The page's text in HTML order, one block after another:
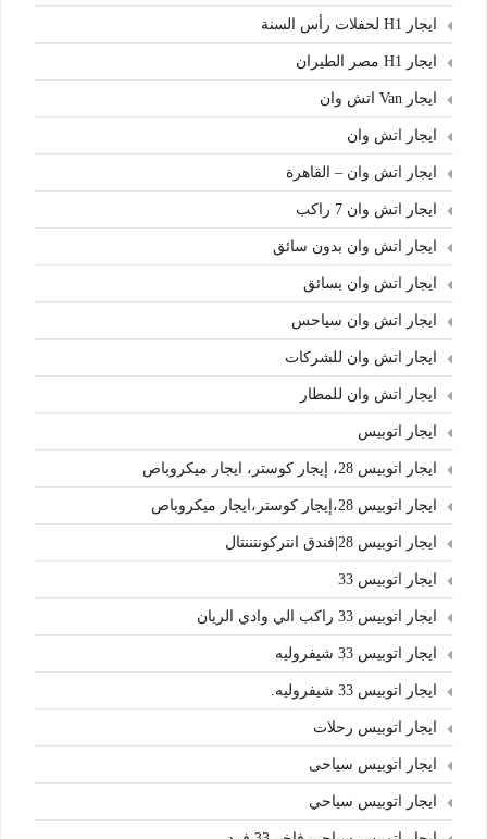
ايجار H1 لحفلات رأس السنة
ايجار H1 مصر الطيران
ايجار Van اتش وان
ايجار اتش وان
ايجار اتش وان – القاهرة
ايجار اتش وان 7 راكب
ايجار اتش وان بدون سائق
ايجار اتش وان بسائق
ايجار اتش وان سياحس
ايجار اتش وان للشركات
ايجار اتش وان للمطار
ايجار اتوبيس
ايجار اتوبيس 28، إيجار كوستر، ايجار ميكروباص
ايجار اتوبيس 28،إيجار كوستر،ايجار ميكروباص
ايجار اتوبيس 28|فندق انتركونتننتال
ايجار اتوبيس 33
ايجار اتوبيس 33 راكب الي وادي الريان
ايجار اتوبيس 33 شيفروليه
ايجار اتوبيس 33 شيفروليه.
ايجار اتوبيس رحلات
ايجار اتوبيس سياحى
ايجار اتوبيس سياحي